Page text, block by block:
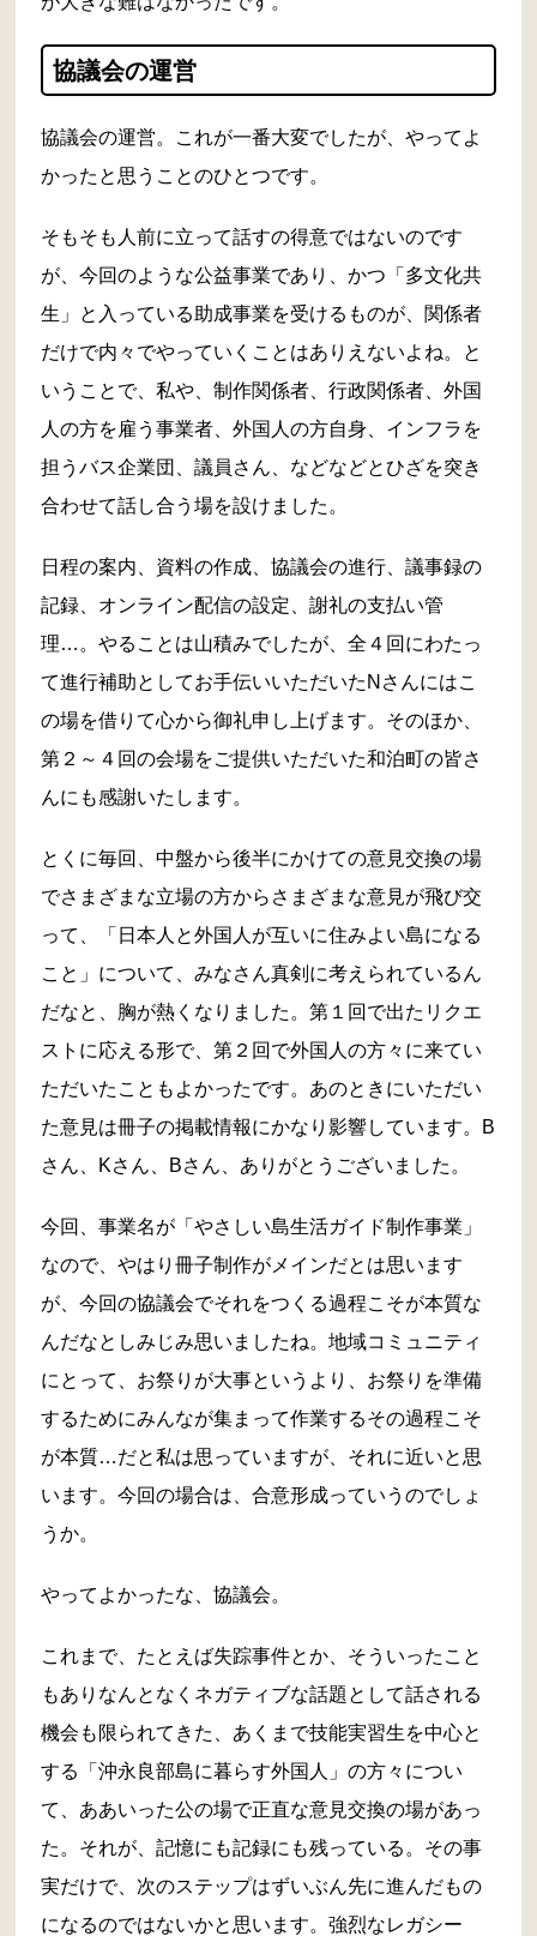
協議会の運営
協議会の運営。これが一番大変でしたが、やってよ
かったと思うことのひとつです。
そもそも人前に立って話すの得意ではないのです
が、今回のような公益事業であり、かつ「多文化共
生」と入っている助成事業を受けるものが、関係者
だけで内々でやっていくことはありえないよね。と
いうことで、私や、制作関係者、行政関係者、外国
人の方を雇う事業者、外国人の方自身、インフラを
担うバス企業団、議員さん、などなどとひざを突き
合わせて話し合う場を設けました。
日程の案内、資料の作成、協議会の進行、議事録の
記録、オンライン配信の設定、謝礼の支払い管
理…。やることは山積みでしたが、全４回にわたっ
て進行補助としてお手伝いいただいたNさんにはこ
の場を借りて心から御礼申し上げます。そのほか、
第２～４回の会場をご提供いただいた和泊町の皆さ
んにも感謝いたします。
とくに毎回、中盤から後半にかけての意見交換の場
でさまざまな立場の方からさまざまな意見が飛び交
って、「日本人と外国人が互いに住みよい島になる
こと」について、みなさん真剣に考えられているん
だなと、胸が熱くなりました。第１回で出たリクエ
ストに応える形で、第２回で外国人の方々に来てい
ただいたこともよかったです。あのときにいただい
た意見は冊子の掲載情報にかなり影響しています。B
さん、Kさん、Bさん、ありがとうございました。
今回、事業名が「やさしい島生活ガイド制作事業」
なので、やはり冊子制作がメインだとは思います
が、今回の協議会でそれをつくる過程こそが本質な
んだなとしみじみ思いましたね。地域コミュニティ
にとって、お祭りが大事というより、お祭りを準備
するためにみんなが集まって作業するその過程こそ
が本質…だと私は思っていますが、それに近いと思
います。今回の場合は、合意形成っていうのでしょ
うか。
やってよかったな、協議会。
これまで、たとえば失踪事件とか、そういったこと
もありなんとなくネガティブな話題として話される
機会も限られてきた、あくまで技能実習生を中心と
する「沖永良部島に暮らす外国人」の方々につい
て、ああいった公の場で正直な意見交換の場があっ
た。それが、記憶にも記録にも残っている。その事
実だけで、次のステップはずいぶん先に進んだもの
になるのではないかと思います。強烈なレガシー